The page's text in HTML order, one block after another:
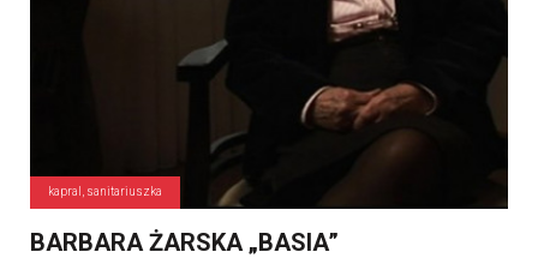
kapral, sanitariuszka
BARBARA ŻARSKA „BASIA”